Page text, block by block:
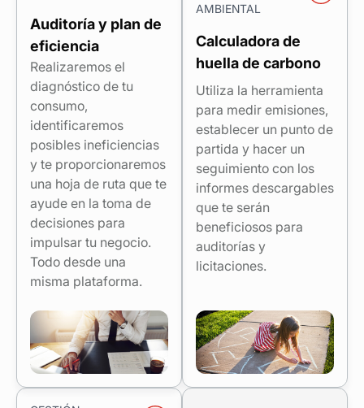
Auditoría y plan de
eficiencia
Realizaremos el
diagnóstico de tu
consumo,
identificaremos
posibles ineficiencias
y te proporcionaremos
una hoja de ruta que te
ayude en la toma de
decisiones para
impulsar tu negocio.
Todo desde una
misma plataforma.
AMBIENTAL
Calculadora de
huella de carbono
Utiliza la herramienta
para medir emisiones,
establecer un punto de
partida y hacer un
seguimiento con los
informes descargables
que te serán
beneficiosos para
auditorías y
licitaciones.